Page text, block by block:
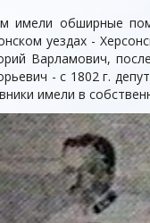
имели обширные
уездах -
Варламович,
- с 1802 г.
имели в